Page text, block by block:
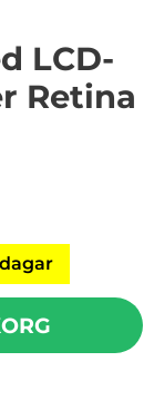
LCD-
Retina